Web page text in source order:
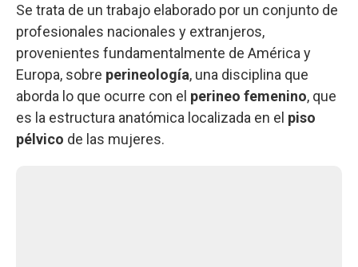
Se trata de un trabajo elaborado por un conjunto de
profesionales nacionales y extranjeros,
provenientes fundamentalmente de América y
Europa, sobre perineología, una disciplina que
aborda lo que ocurre con el perineo femenino, que
es la estructura anatómica localizada en el piso
pélvico de las mujeres.